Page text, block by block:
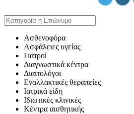
Ασθενοφόρα
Ασφάλειες υγείας
Γιατροί
Διαγνωστικά κέντρα
Διαιτολόγοι
Εναλλακτικές θεραπείες
Ιατρικά είδη
Ιδιωτικές κλινικές
Κέντρα αισθητικής